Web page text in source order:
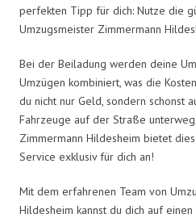
perfekten Tipp für dich: Nutze die
Umzugsmeister Zimmermann
Bei der Beiladung werden deine
Umzügen kombiniert, was die
du nicht nur Geld, sondern schonst
Fahrzeuge auf der Straße
Zimmermann Hildesheim bietet
Service exklusiv für dich an!
Mit dem erfahrenen Team von
Hildesheim kannst du dich auf